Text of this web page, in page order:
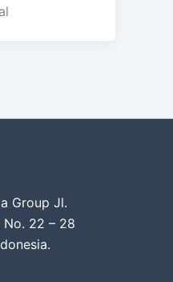
Group Jl.
No. 22 – 28